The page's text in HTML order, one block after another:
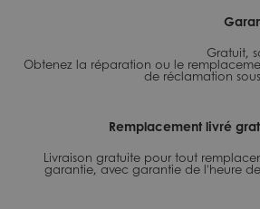
Gratuit,
Obtenez la réparation ou le
de réclamation
Remplacement livré
Livraison gratuite pour tout
garantie, avec garantie de l'heure